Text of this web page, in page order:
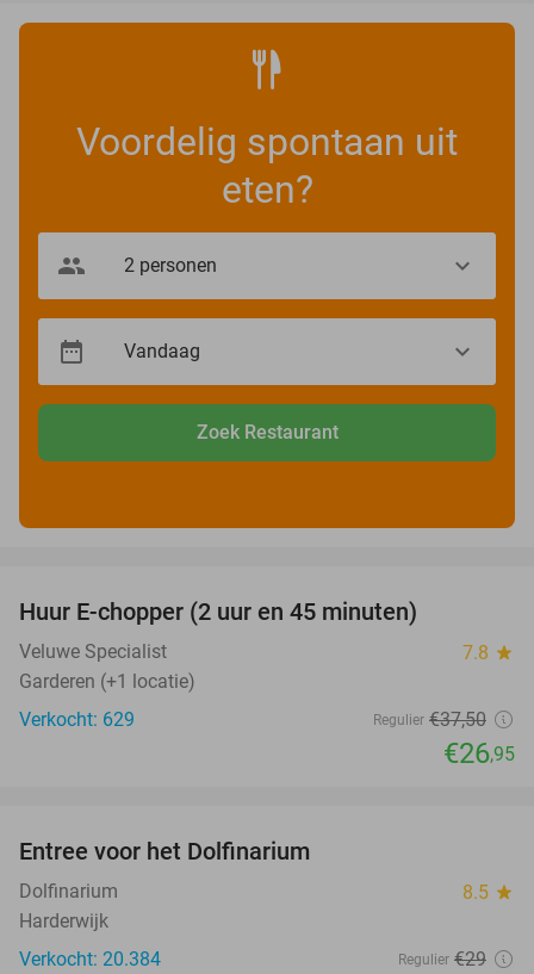
Voordelig spontaan uit
eten?
Zoek Restaurant
Huur E-chopper (2 uur en 45 minuten)
Veluwe Specialist 7.8 star
Garderen (+1 locatie)
Verkocht: 629
Regulier €37,50
€26,95
Entree voor het Dolfinarium
Dolfinarium 8.5 star
Harderwijk
Verkocht: 20.384
Regulier €29